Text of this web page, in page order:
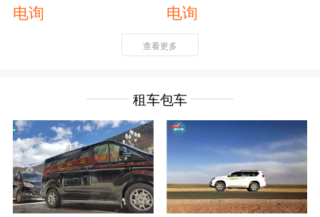
电询 电询
查看更多
租车包车